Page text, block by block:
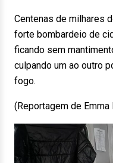
Centenas de milhares
forte bombardeio de
ficando sem
culpando um ao outro
fogo.
(Reportagem de Emma